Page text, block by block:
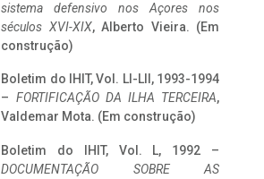
sistema defensivo nos Açores nos
séculos XVI-XIX, Alberto Vieira. (Em
construção)
Boletim do IHIT, Vol. LI-LII, 1993-1994
– FORTIFICAÇÃO DA ILHA TERCEIRA,
Valdemar Mota. (Em construção)
Boletim do IHIT, Vol. L, 1992 –
DOCUMENTAÇÃO SOBRE AS